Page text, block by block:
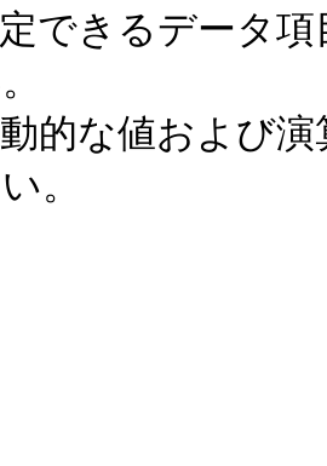
できるデータ
的な値および
。